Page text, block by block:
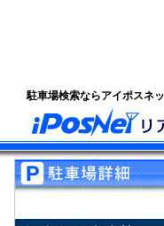
駐車場検索ならアイポスネ